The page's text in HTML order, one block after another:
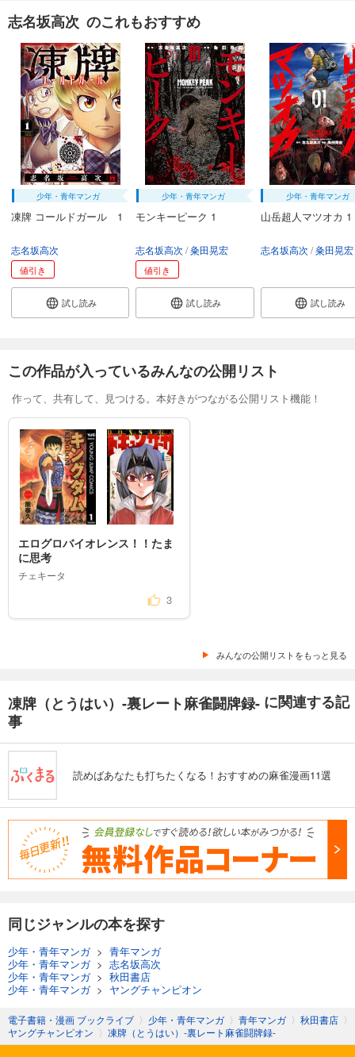
志名坂高次 のこれもおすすめ
少年・青年マンガ
凍牌 コールドガール 1
志名坂高次
値引き
試し読み
少年・青年マンガ
モンキーピーク 1
志名坂高次 粂田晃宏
値引き
試し読み
少年・青年マンガ
山岳超人マツオカ 1
志名坂高次 粂田晃宏
試し読み
この作品が入っているみんなの公開リスト
作って、共有して、見つける。本好きがつながる公開リスト機能！
エログロバイオレンス！！たま
に思考
チェキータ
3
みんなの公開リストをもっと見る
凍牌（とうはい）-裏レート麻雀闘牌録- に関連する記
事
読めばあなたも打ちたくなる！おすすめの麻雀漫画11選
同じジャンルの本を探す
少年・青年マンガ> 青年マンガ
少年・青年マンガ> 志名坂高次
少年・青年マンガ> 秋田書店
少年・青年マンガ> ヤングチャンピオン
電子書籍・漫画 ブックライブ 〉 少年・青年マンガ 〉 青年マンガ 〉 秋田書店 〉
ヤングチャンピオン 〉 凍牌（とうはい）-裏レート麻雀闘牌録-